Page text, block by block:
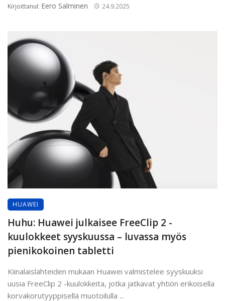
Kirjoittanut Eero Salminen 24.9.2025
HUAWEI
Huhu: Huawei julkaisee FreeClip 2 -
kuulokkeet syyskuussa – luvassa myös
pienikokoinen tabletti
Kiinalaislähteiden mukaan Huawei valmistelee syyskuuksi
uusia FreeClip 2 -kuulokkeita, jotka jatkavat yhtiön erikoisella
korvakorutyyppisellä muotoilulla ...